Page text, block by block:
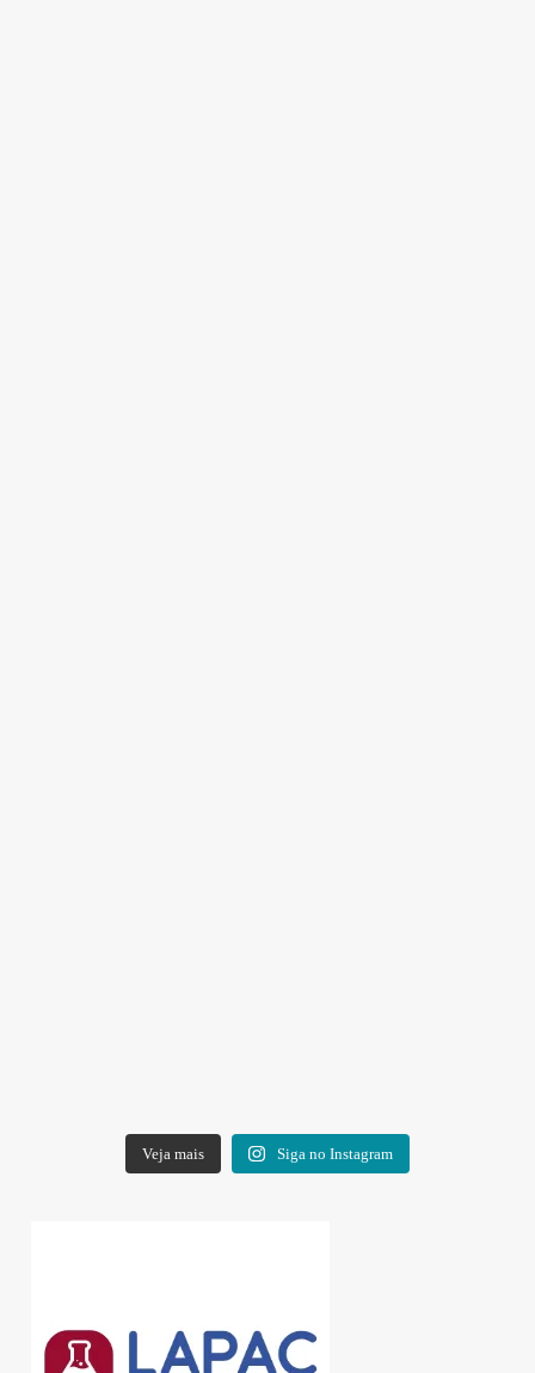
Veja mais Siga no Instagram